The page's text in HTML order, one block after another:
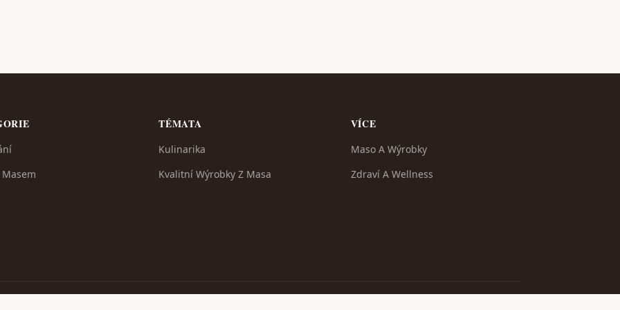
Masem
TÉMATA
Kulinarika
Kvalitní Wýrobky Z Masa
VÍCE
Maso A Wýrobky
Zdraví A Wellness